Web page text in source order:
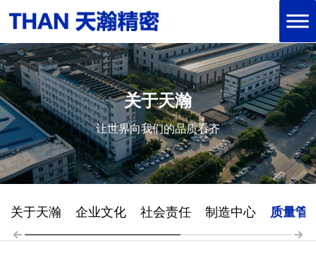
关于天瀚
让世界向我们的品质看齐
关于天瀚 企业文化 社会责任 制造中心 质量管